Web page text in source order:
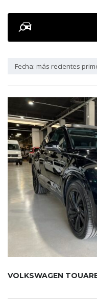
Fecha: más recientes